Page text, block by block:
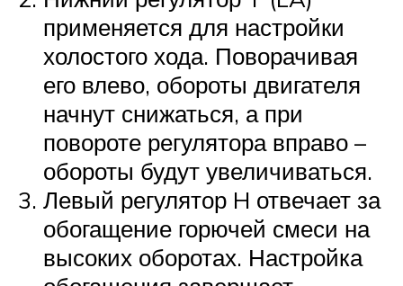
применяется для настройки
холостого хода. Поворачивая
его влево, обороты двигателя
начнут снижаться, а при
повороте регулятора вправо –
обороты будут увеличиваться.
Левый регулятор H отвечает за
обогащение горючей смеси на
высоких оборотах. Настройка